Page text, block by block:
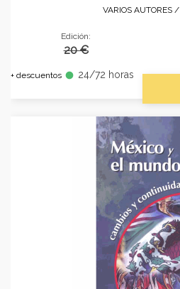
VARIOS AUTORES /
Edición:
20 €
+ descuentos fiber_manual_record 24/72 horas